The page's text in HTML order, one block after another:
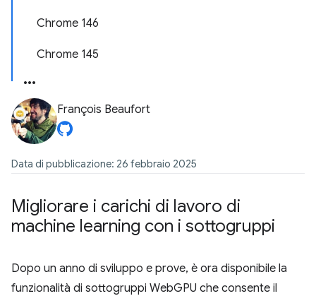
Chrome 146
Chrome 145
François Beaufort
Data di pubblicazione: 26 febbraio 2025
Migliorare i carichi di lavoro di
machine learning con i sottogruppi
Dopo un anno di sviluppo e prove, è ora disponibile la
funzionalità di sottogruppi WebGPU che consente il